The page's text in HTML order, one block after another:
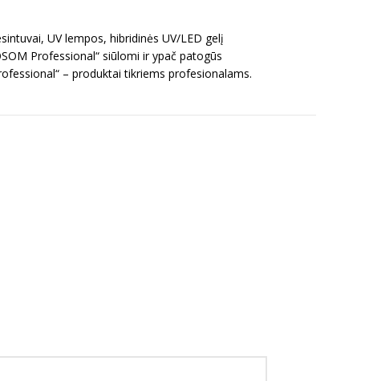
UV lempos, hibridinės UV/LED gelį
Professional“ siūlomi ir ypač patogūs
– produktai tikriems profesionalams.